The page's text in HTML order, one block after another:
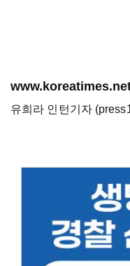
유희라 인턴기자